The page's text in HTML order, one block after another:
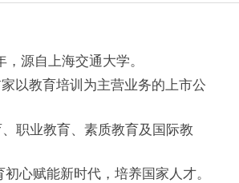
，源自上海交通大学。
以教育培训为主营业务的上市公
职业教育、素质教育及国际教
初心赋能新时代，培养国家人才。